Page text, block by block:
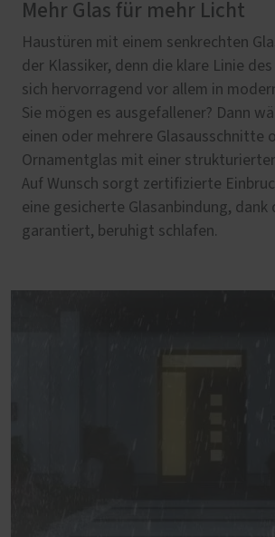
Mehr Glas für mehr Licht
Haustüren mit einem senkrechten
der Klassiker, denn die klare Linie
sich hervorragend vor allem in
Sie mögen es ausgefallener? Dann
einen oder mehrere Glasausschnitte
Ornamentglas mit einer
Auf Wunsch sorgt zertifizierte
eine gesicherte Glasanbindung, dank
garantiert, beruhigt schlafen.